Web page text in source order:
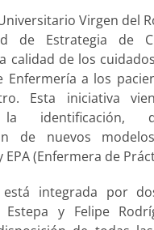
Virgen del
de Estrategia de
calidad de los
Enfermería a los
Esta iniciativa
la identificación,
de nuevos
(Enfermera de
integrada por
Estepa y Felipe